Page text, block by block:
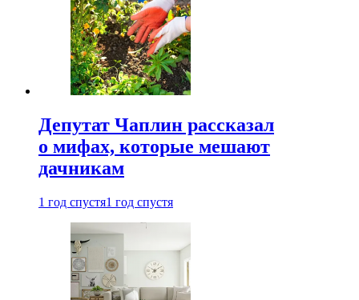
Депутат Чаплин рассказал
о мифах, которые мешают
дачникам
1 год спустя1 год спустя